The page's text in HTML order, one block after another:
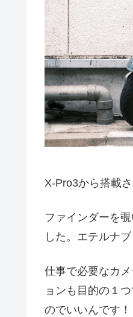
X-Pro3から搭載
ファインダーを
した。エテルナ
仕事で必要なカ
ョンも目的の１
のでいいんです！